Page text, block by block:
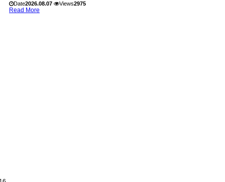
Date2026.08.07 Views2975
Read More